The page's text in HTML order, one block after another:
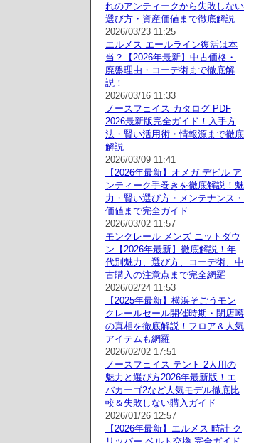
れのアンティークから失敗しない
選び方・資産価値まで徹底解説
2026/03/23 11:25
エルメス エールライン復活は本
当？【2026年最新】中古価格・
廃盤理由・コーデ術まで徹底解
説！
2026/03/16 11:33
ノースフェイス カタログ PDF
2026最新版完全ガイド！入手方
法・賢い活用術・情報源まで徹底
解説
2026/03/09 11:41
【2026年最新】オメガ デビル ア
ンティーク手巻きを徹底解説！魅
力・賢い選び方・メンテナンス・
価値まで完全ガイド
2026/03/02 11:57
モンクレール メンズ ニットダウ
ン【2026年最新】徹底解説！年
代別魅力、選び方、コーデ術、中
古購入の注意点まで完全網羅
2026/02/24 11:53
【2025年最新】横浜そごうモン
クレールセール開催時期・閉店噂
の真相を徹底解説！フロア＆人気
アイテムも網羅
2026/02/02 17:51
ノースフェイス テント 2人用の
魅力と選び方2026年最新版！エ
バカーゴ2など人気モデル徹底比
較＆失敗しない購入ガイド
2026/01/26 12:57
【2026年最新】エルメス 時計 ク